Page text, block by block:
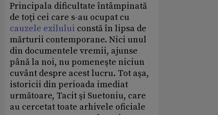
Principala dificultate întâmpinată
de toţi cei care s-au ocupat cu
cauzele exilului constă în lipsa de
mărturii contemporane. Nici unul
din documentele vremii, ajunse
până la noi, nu pomeneşte niciun
cuvânt despre acest lucru. Tot aşa,
istoricii din perioada imediat
următoare, Tacit şi Suetoniu, care
au cercetat toate arhivele oficiale